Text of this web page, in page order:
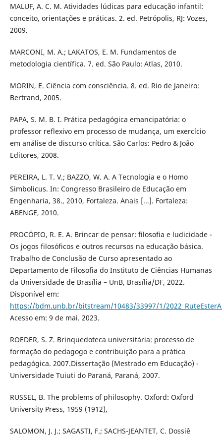
MALUF, A. C. M. Atividades lúdicas para educação infantil:
conceito, orientações e práticas. 2. ed. Petrópolis, RJ: Vozes,
2009.
MARCONI, M. A.; LAKATOS, E. M. Fundamentos de
metodologia científica. 7. ed. São Paulo: Atlas, 2010.
MORIN, E. Ciência com consciência. 8. ed. Rio de Janeiro:
Bertrand, 2005.
PAPA, S. M. B. I. Prática pedagógica emancipatória: o
professor reflexivo em processo de mudança, um exercício
em análise de discurso crítica. São Carlos: Pedro & João
Editores, 2008.
PEREIRA, L. T. V.; BAZZO, W. A. A Tecnologia e o Homo
Simbolicus. In: Congresso Brasileiro de Educação em
Engenharia, 38., 2010, Fortaleza. Anais [...]. Fortaleza:
ABENGE, 2010.
PROCÓPIO, R. E. A. Brincar de pensar: filosofia e ludicidade -
Os jogos filosóficos e outros recursos na educação básica.
Trabalho de Conclusão de Curso apresentado ao
Departamento de Filosofia do Instituto de Ciências Humanas
da Universidade de Brasília – UnB, Brasília/DF, 2022.
Disponível em:
https://bdm.unb.br/bitstream/10483/33997/1/
Acesso em: 9 de mai. 2023.
ROEDER, S. Z. Brinquedoteca universitária: processo de
formação do pedagogo e contribuição para a prática
pedagógica. 2007.Dissertação (Mestrado em Educação) -
Universidade Tuiuti do Paraná, Paraná, 2007.
RUSSEL, B. The problems of philosophy. Oxford: Oxford
University Press, 1959 (1912),
SALOMON, J. J.; SAGASTI, F.; SACHS-JEANTET, C. Dossiê